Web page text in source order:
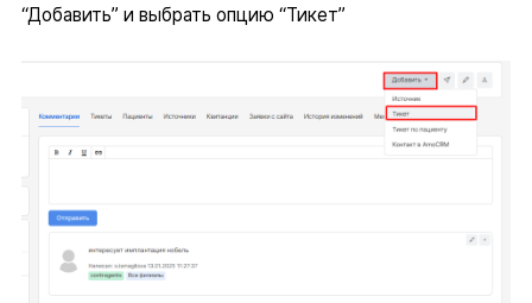
“Добавить” и выбрать опцию “Тикет”